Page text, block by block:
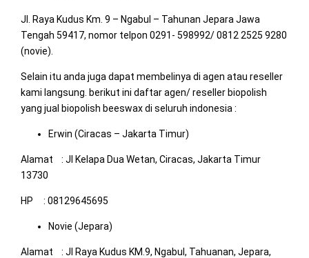
Jl. Raya Kudus Km. 9 – Ngabul – Tahunan Jepara Jawa
Tengah 59417, nomor telpon 0291- 598992/ 0812 2525 9280
(novie).
Selain itu anda juga dapat membelinya di agen atau reseller
kami langsung. berikut ini daftar agen/ reseller biopolish
yang jual biopolish beeswax di seluruh indonesia :
Erwin (Ciracas – Jakarta Timur)
Alamat : Jl Kelapa Dua Wetan, Ciracas, Jakarta Timur
13730
HP : 08129645695
Novie (Jepara)
Alamat : Jl Raya Kudus KM.9, Ngabul, Tahuanan, Jepara,